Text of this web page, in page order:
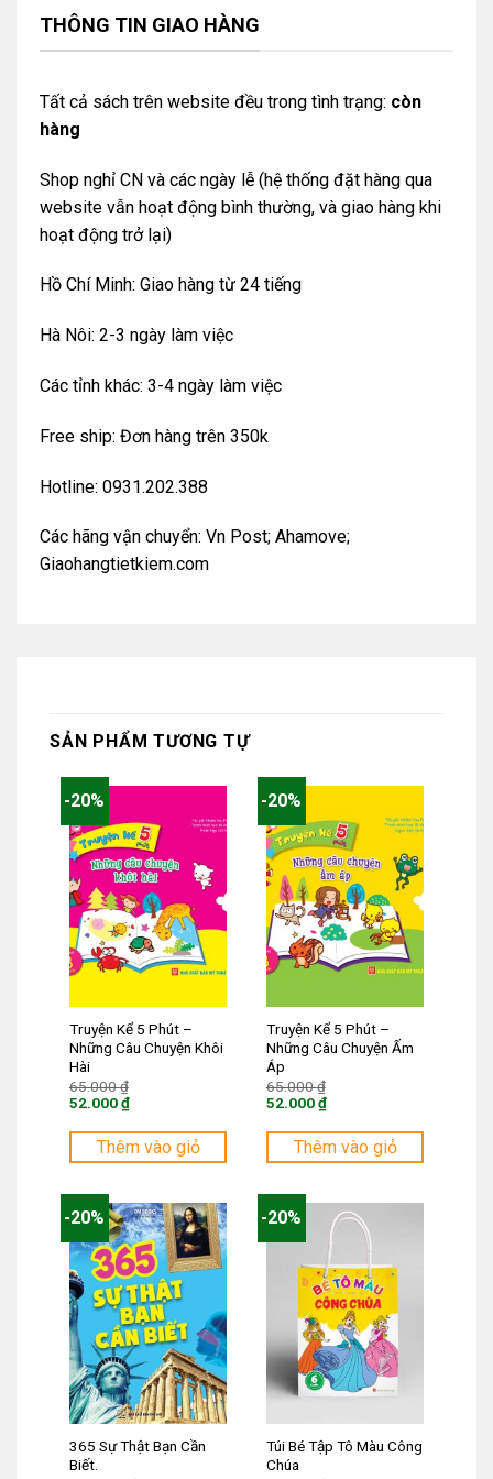
THÔNG TIN GIAO HÀNG
Tất cả sách trên website đều trong tình trạng: còn
hàng
Shop nghỉ CN và các ngày lễ (hệ thống đặt hàng qua
website vẫn hoạt động bình thường, và giao hàng khi
hoạt động trở lại)
Hồ Chí Minh: Giao hàng từ 24 tiếng
Hà Nôi: 2-3 ngày làm việc
Các tỉnh khác: 3-4 ngày làm việc
Free ship: Đơn hàng trên 350k
Hotline: 0931.202.388
Các hãng vận chuyển: Vn Post; Ahamove;
Giaohangtietkiem.com
SẢN PHẨM TƯƠNG TỰ
-20%
Truyện Kể 5 Phút –
Những Câu Chuyện Khôi
Hài
65.000₫
65.000 ₫.
52.000₫
hiện
là:
Thêm vào giỏ
-20%
Truyện Kể 5 Phút –
Những Câu Chuyện Ấm
Áp
65.000₫
65.000 ₫.
52.000₫
hiện
là:
Thêm vào giỏ
-20%
365 Sự Thật Bạn Cần
Biết.
-20%
Túi Bé Tập Tô Màu Công
Chúa